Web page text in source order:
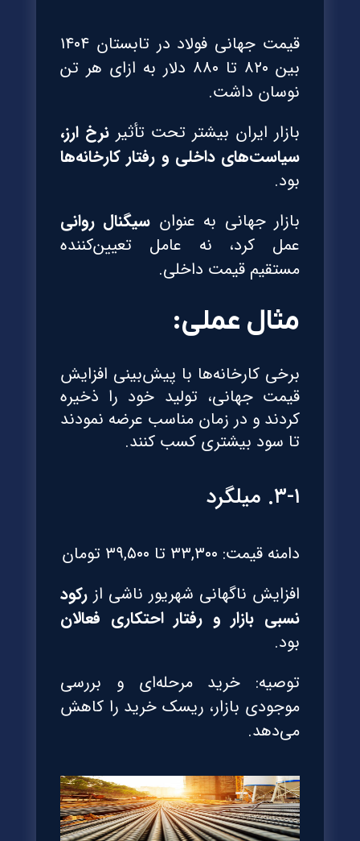
قیمت جهانی فولاد در تابستان ۱۴۰۴
بین ۸۲۰ تا ۸۸۰ دلار به ازای هر تن
نوسان داشت.
بازار ایران بیشتر تحت تأثیر نرخ ارز،
سیاست‌های داخلی و رفتار کارخانه‌ها
بود.
بازار جهانی به عنوان سیگنال روانی
عمل کرد، نه عامل تعیین‌کننده
مستقیم قیمت داخلی.
مثال عملی:
برخی کارخانه‌ها با پیش‌بینی افزایش
قیمت جهانی، تولید خود را ذخیره
کردند و در زمان مناسب عرضه نمودند
تا سود بیشتری کسب کنند.
۳-۱. میلگرد
دامنه قیمت: ۳۳,۳۰۰ تا ۳۹,۵۰۰ تومان
افزایش ناگهانی شهریور ناشی از رکود
نسبی بازار و رفتار احتکاری فعالان
بود.
توصیه: خرید مرحله‌ای و بررسی
موجودی بازار، ریسک خرید را کاهش
می‌دهد.